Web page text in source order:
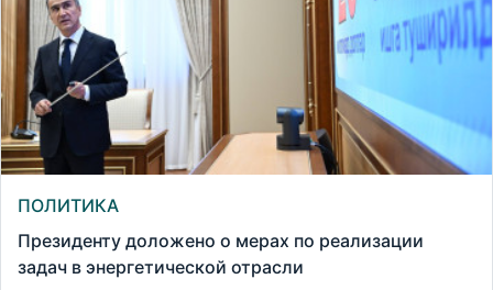
ПОЛИТИКА
Президенту доложено о мерах по реализации
задач в энергетической отрасли